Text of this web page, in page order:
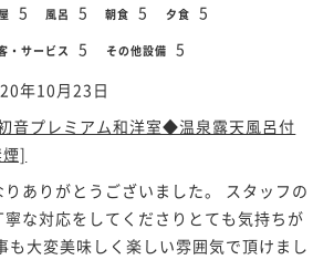
5 風呂 5 朝食 5 夕食 5
・サービス 5 その他設備 5
年10月23日
音プレミアム和洋室◆温泉露天風呂付
]
ありがとうございました。 スタッフの
な対応をしてくださりとても気持ちが
も大変美味しく楽しい雰囲気で頂けまし